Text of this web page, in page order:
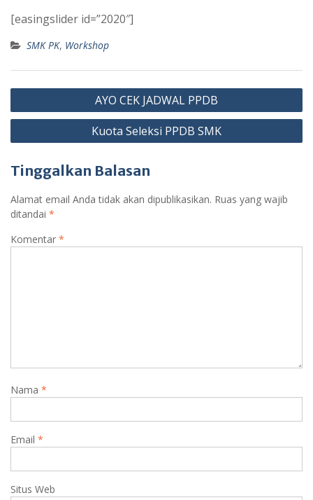
[easingslider id=”2020″]
SMK PK, Workshop
Navigasi
pos
AYO CEK JADWAL PPDB
Kuota Seleksi PPDB SMK
Tinggalkan Balasan
Alamat email Anda tidak akan dipublikasikan. Ruas yang wajib
ditandai *
Komentar *
Nama *
Email *
Situs Web